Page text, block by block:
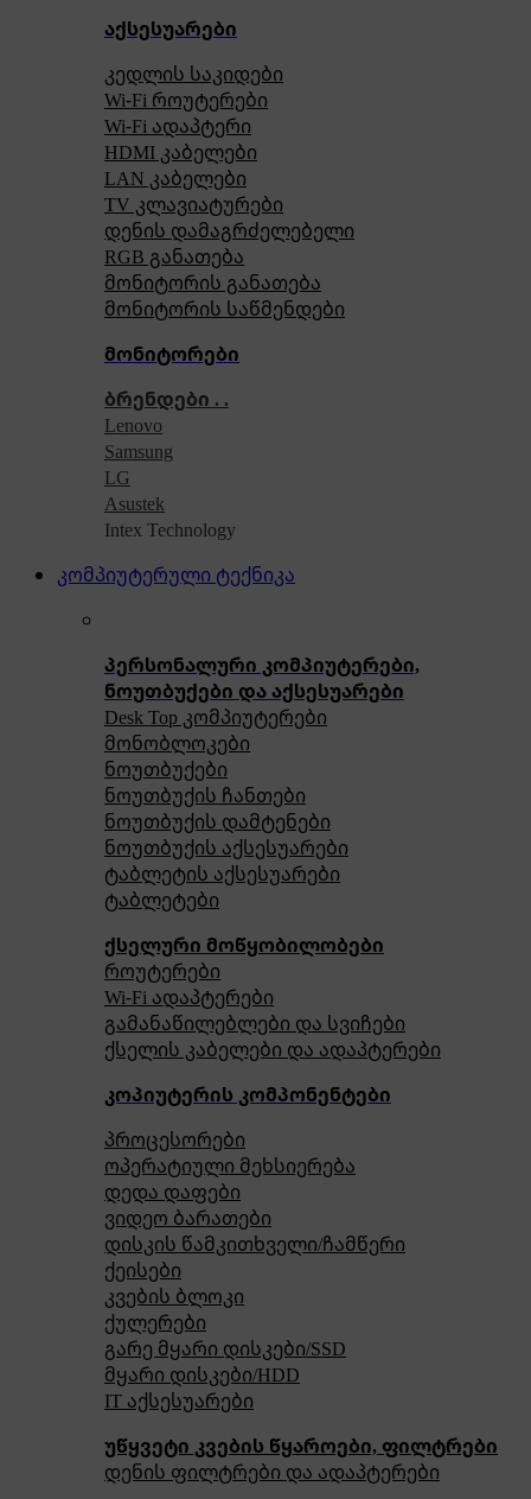
აქსესუარები
კედლის საკიდები
Wi-Fi როუტერები
Wi-Fi ადაპტერი
HDMI კაბელები
LAN კაბელები
TV კლავიატურები
დენის დამაგრძელებელი
RGB განათება
მონიტორის განათება
მონიტორის საწმენდები
მონიტორები
ბრენდები . .
Lenovo
Samsung
LG
Asustek
Intex Technology
კომპიუტერული ტექნიკა
პერსონალური კომპიუტერები,
ნოუთბუქები და აქსესუარები
Desk Top კომპიუტერები
მონობლოკები
ნოუთბუქები
ნოუთბუქის ჩანთები
ნოუთბუქის დამტენები
ნოუთბუქის აქსესუარები
ტაბლეტის აქსესუარები
ტაბლეტები
ქსელური მოწყობილობები
როუტერები
Wi-Fi ადაპტერები
გამანაწილებლები და სვიჩები
ქსელის კაბელები და ადაპტერები
კოპიუტერის კომპონენტები
პროცესორები
ოპერატიული მეხსიერება
დედა დაფები
ვიდეო ბარათები
დისკის წამკითხველი/ჩამწერი
ქეისები
კვების ბლოკი
ქულერები
გარე მყარი დისკები/SSD
მყარი დისკები/HDD
IT აქსესუარები
უწყვეტი კვების წყაროები, ფილტრები
დენის ფილტრები და ადაპტერები